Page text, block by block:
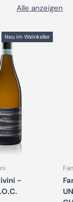
Alle anzeigen
Neu im Weinkeller
-